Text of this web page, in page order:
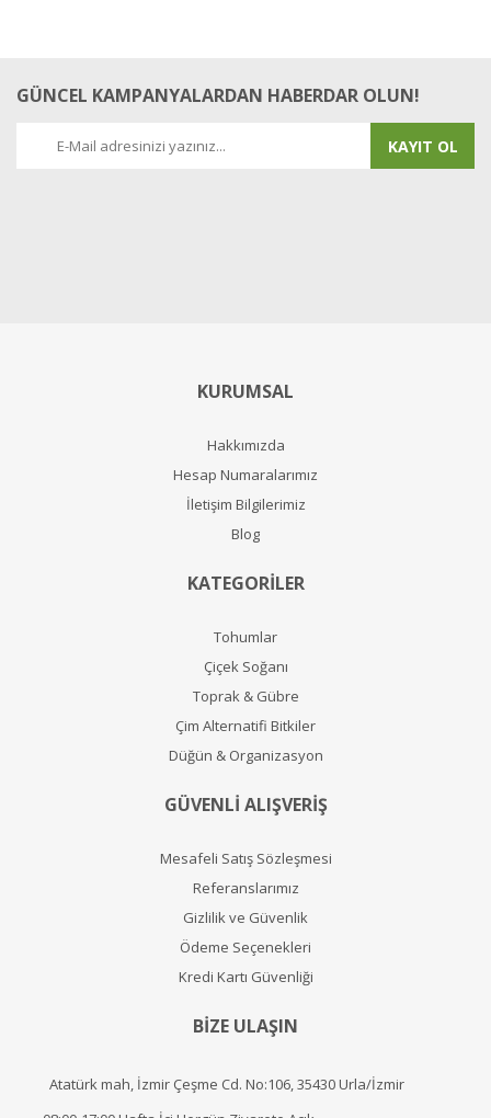
GÜNCEL KAMPANYALARDAN HABERDAR OLUN!
KAYIT OL
KURUMSAL
Hakkımızda
Hesap Numaralarımız
İletişim Bilgilerimiz
Blog
KATEGORİLER
Tohumlar
Çiçek Soğanı
Toprak & Gübre
Çim Alternatifi Bitkiler
Düğün & Organizasyon
GÜVENLİ ALIŞVERİŞ
Mesafeli Satış Sözleşmesi
Referanslarımız
Gizlilik ve Güvenlik
Ödeme Seçenekleri
Kredi Kartı Güvenliği
BİZE ULAŞIN
Atatürk mah, İzmir Çeşme Cd. No:106, 35430 Urla/İzmir